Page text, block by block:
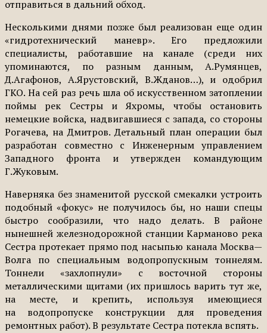
отправиться в дальний обход.
Несколькими днями позже был реализован еще один
«гидротехнический маневр». Его предложили
специалисты, работавшие на канале (среди них
упоминаются, по разным данным, А.Румянцев,
Д.Агафонов, А.Ярустовский, В.Жданов…), и одобрил
ГКО. На сей раз речь шла об искусственном затоплении
поймы рек Сестры и Яхромы, чтобы остановить
немецкие войска, надвигавшиеся с запада, со стороны
Рогачева, на Дмитров. Детальный план операции был
разработан совместно с Инженерным управлением
Западного фронта и утвержден командующим
Г.Жуковым.
Наверняка без знаменитой русской смекалки устроить
подобный «фокус» не получилось бы, но наши спецы
быстро сообразили, что надо делать. В районе
нынешней железнодорожной станции Карманово река
Сестра протекает прямо под насыпью канала Москва—
Волга по специальным водопропускным тоннелям.
Тоннели «захлопнули» с восточной стороны
металлическими щитами (их пришлось варить тут же,
на месте, и крепить, используя имеющиеся
на водопропуске конструкции для проведения
ремонтных работ). В результате Сестра потекла вспять.